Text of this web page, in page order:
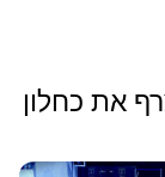
את כחלון